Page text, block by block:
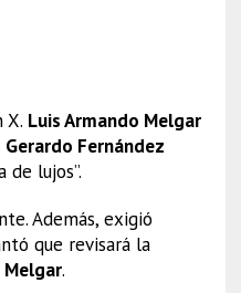
X. Luis Armando Melgar
Gerardo Fernández
de lujos”.
Además, exigió
que revisará la
Melgar.